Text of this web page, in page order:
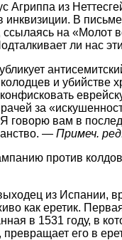
Агриппа из
инквизиции. В
ссылаясь на
ли нас
и убийстве
конфисковать
за
говорю вам в
— Примеч.
против
из Испании,
как еретик.
в 1531 году, в
его в